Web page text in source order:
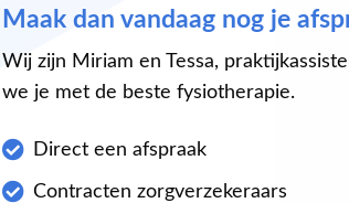
Maak dan vandaag nog je
Wij zijn Miriam en Tessa,
we je met de beste fysiotherapie.
Direct een afspraak
Contracten zorgverzekeraars